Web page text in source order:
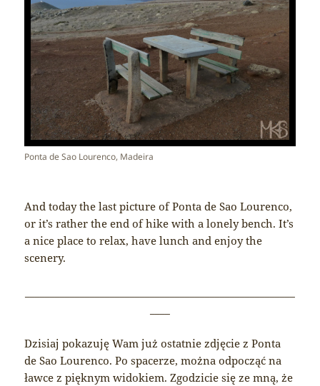
Ponta de Sao Lourenco, Madeira
And today the last picture of Ponta de Sao Lourenco,
or it’s rather the end of hike with a lonely bench. It’s
a nice place to relax, have lunch and enjoy the
scenery.
Dzisiaj pokazuję Wam już ostatnie zdjęcie z Ponta
de Sao Lourenco. Po spacerze, można odpocząć na
ławce z pięknym widokiem. Zgodzicie się ze mną, że